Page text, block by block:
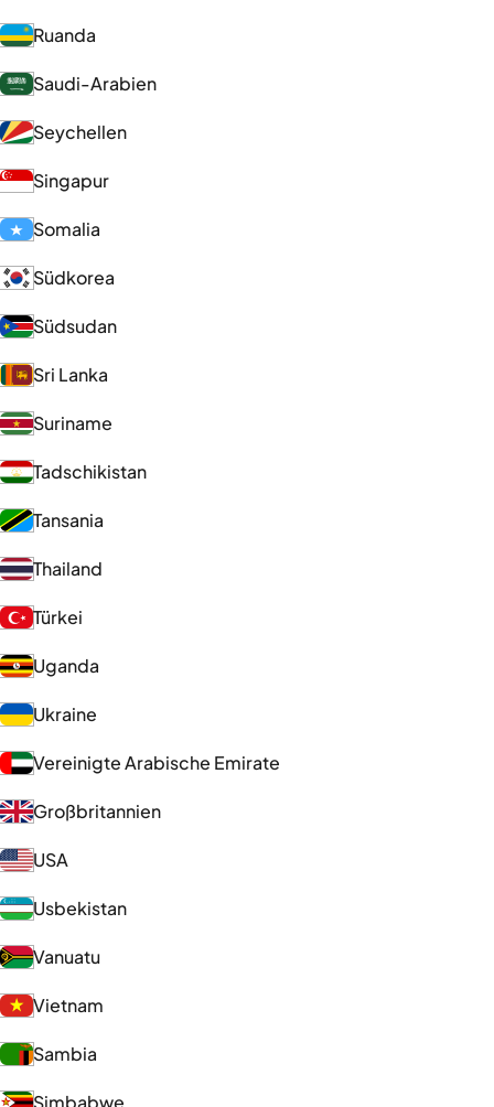
Ruanda
Saudi-Arabien
Seychellen
Singapur
Somalia
Südkorea
Südsudan
Sri Lanka
Suriname
Tadschikistan
Tansania
Thailand
Türkei
Uganda
Ukraine
Vereinigte Arabische Emirate
Großbritannien
USA
Usbekistan
Vanuatu
Vietnam
Sambia
Simbabwe